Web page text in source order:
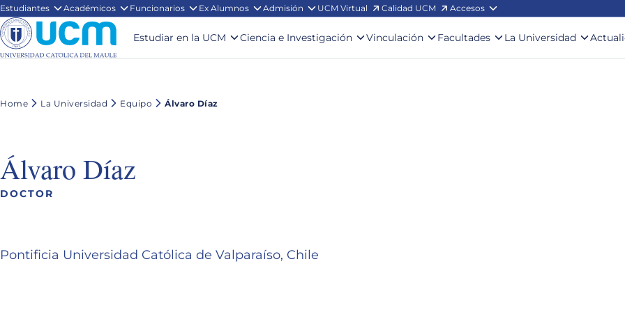
Estudiantes Académicos Funcionarios Ex Alumnos Admisión UCM Virtual Calidad UCM Accesos
Estudiar en la UCM Ciencia e Investigación Vinculación Facultades La Universidad
Home La Universidad Equipo Álvaro Díaz
Álvaro Díaz
DOCTOR
Pontificia Universidad Católica de Valparaíso, Chile